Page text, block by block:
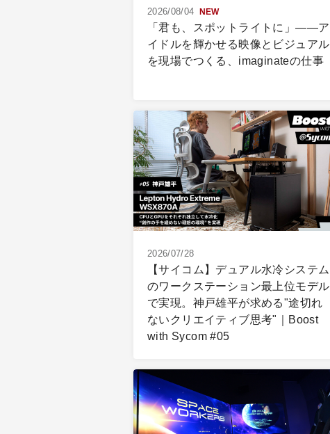
2026/08/04 NEW
「君も、スポットライトに」――ア
イドルを輝かせる映像とビジュアル
を現場でつくる、imaginateの仕事
2026/07/28
【サイコム】デュアル水冷システム
のワークステーション最上位モデル
で実現。神戸雄平が求める"途切れ
ないクリエイティブ思考"｜Boost
with Sycom #05